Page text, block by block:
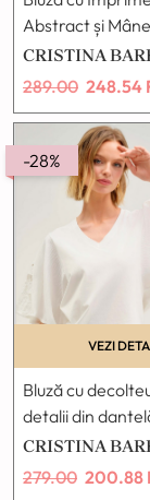
Abstract și
CRISTINA
289.00 248.54
-28%
Bluză cu
detalii din
CRISTINA
279.00 200.88
VEZI